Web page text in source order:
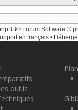
® Forum Software ©
en français •
outils